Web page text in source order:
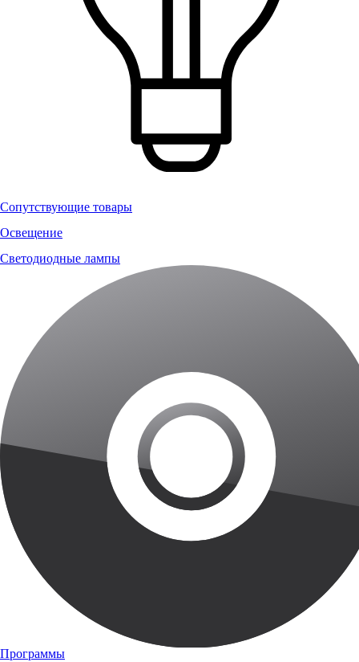
Сопутствующие товары
Освещение
Светодиодные лампы
Программы